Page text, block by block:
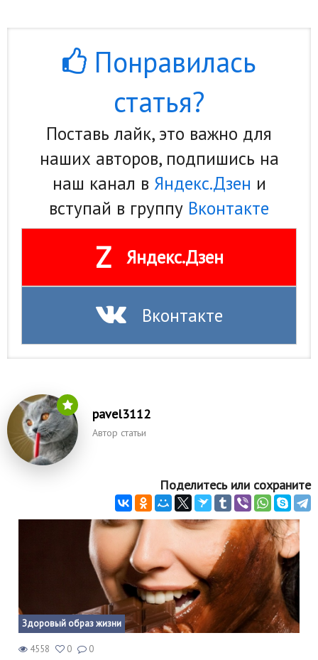
Понравилась
статья?
Поставь лайк, это важно для
наших авторов, подпишись на
наш канал в Яндекс.Дзен и
вступай в группу Вконтакте
Z Яндекс.Дзен
Вконтакте
pavel3112
Автор статьи
Поделитесь или сохраните
Здоровый образ жизни
4558 0 0